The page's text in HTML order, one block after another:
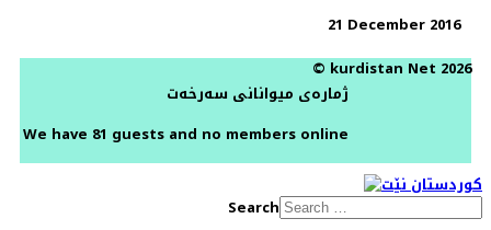
21 December 2016
© kurdistan Net 2026
ژمارەی میوانانی سەرخەت
We have 81 guests and no members online
Search